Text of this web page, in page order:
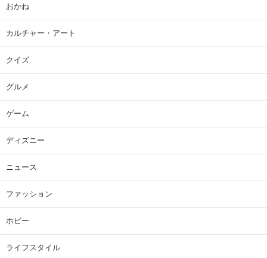
おかね
カルチャー・アート
クイズ
グルメ
ゲーム
ディズニー
ニュース
ファッション
ホビー
ライフスタイル